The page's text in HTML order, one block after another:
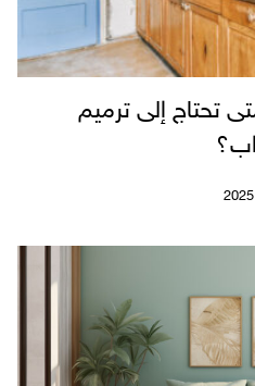
تحتاج إلى ترميم